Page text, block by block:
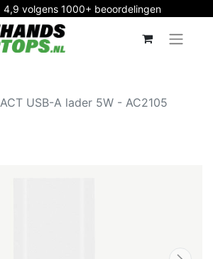
4,9 volgens 1000+ beoordelingen
ACT USB-A lader 5W - AC2105